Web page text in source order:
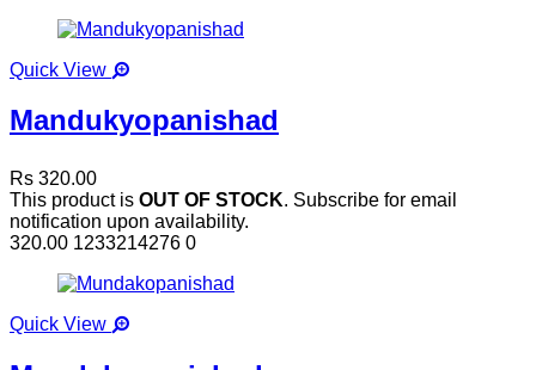
Quick View
Mandukyopanishad
Rs 320.00
This product is OUT OF STOCK. Subscribe for email
notification upon availability.
320.00 1233214276 0
Quick View